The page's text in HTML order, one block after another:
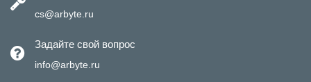
cs@arbyte.ru
Задайте свой вопрос
info@arbyte.ru